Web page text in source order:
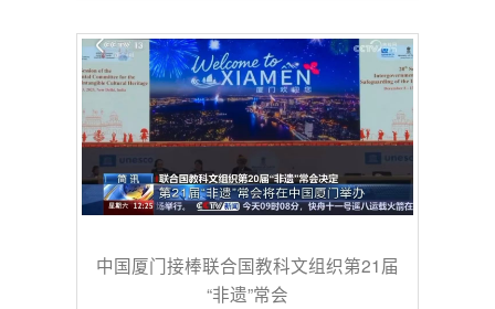
中国厦门接棒联合国教科文组织第21届
“非遗”常会